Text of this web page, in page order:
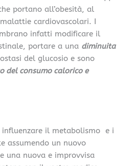
portano all’obesità, al
cardiovascolari. I
infatti modificare il
portare a una diminuita
del glucosio e sono
del consumo calorico e
influenzare il metabolismo e i
assumendo un nuovo
una nuova e improvvisa